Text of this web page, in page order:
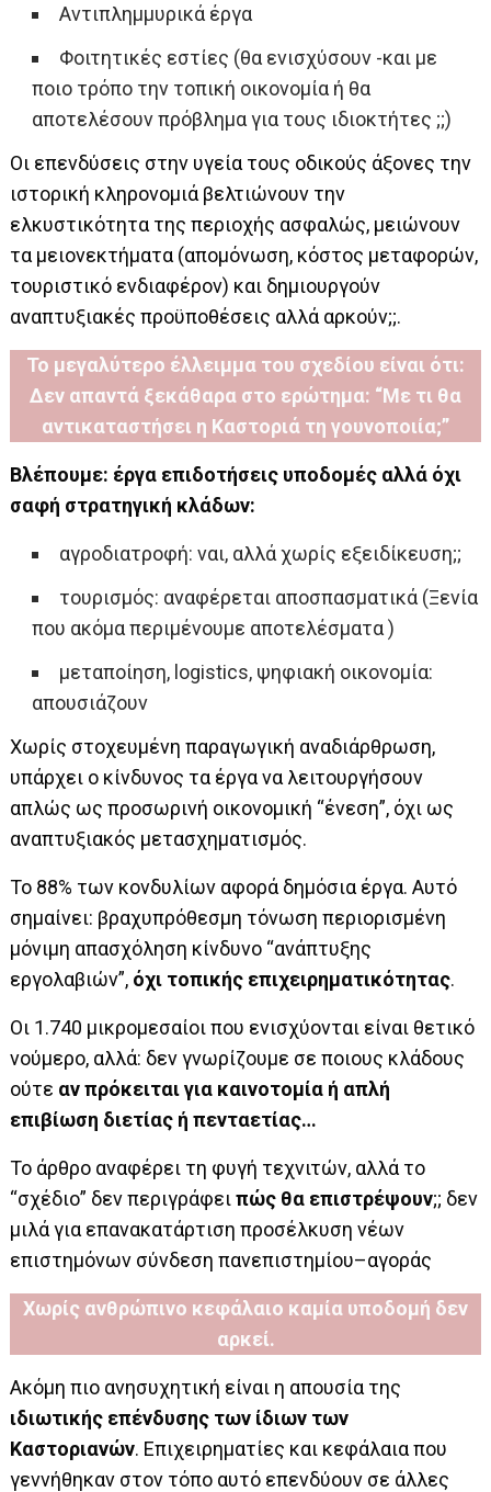
Αντιπλημμυρικά έργα
Φοιτητικές εστίες (θα ενισχύσουν -και με
ποιο τρόπο την τοπική οικονομία ή θα
αποτελέσουν πρόβλημα για τους ιδιοκτήτες ;;)
Οι επενδύσεις στην υγεία τους οδικούς άξονες την
ιστορική κληρονομιά βελτιώνουν την
ελκυστικότητα της περιοχής ασφαλώς, μειώνουν
τα μειονεκτήματα (απομόνωση, κόστος μεταφορών,
τουριστικό ενδιαφέρον) και δημιουργούν
αναπτυξιακές προϋποθέσεις αλλά αρκούν;;.
Το μεγαλύτερο έλλειμμα του σχεδίου είναι ότι:
Δεν απαντά ξεκάθαρα στο ερώτημα: “Με τι θα
αντικαταστήσει η Καστοριά τη γουνοποιία;”
Βλέπουμε: έργα επιδοτήσεις υποδομές αλλά όχι
σαφή στρατηγική κλάδων:
αγροδιατροφή: ναι, αλλά χωρίς εξειδίκευση;;
τουρισμός: αναφέρεται αποσπασματικά (Ξενία
που ακόμα περιμένουμε αποτελέσματα )
μεταποίηση, logistics, ψηφιακή οικονομία:
απουσιάζουν
Χωρίς στοχευμένη παραγωγική αναδιάρθρωση,
υπάρχει ο κίνδυνος τα έργα να λειτουργήσουν
απλώς ως προσωρινή οικονομική “ένεση”, όχι ως
αναπτυξιακός μετασχηματισμός.
Το 88% των κονδυλίων αφορά δημόσια έργα. Αυτό
σημαίνει: βραχυπρόθεσμη τόνωση περιορισμένη
μόνιμη απασχόληση κίνδυνο “ανάπτυξης
εργολαβιών”, όχι τοπικής επιχειρηματικότητας.
Οι 1.740 μικρομεσαίοι που ενισχύονται είναι θετικό
νούμερο, αλλά: δεν γνωρίζουμε σε ποιους κλάδους
ούτε αν πρόκειται για καινοτομία ή απλή
επιβίωση διετίας ή πενταετίας…
Το άρθρο αναφέρει τη φυγή τεχνιτών, αλλά το
“σχέδιο” δεν περιγράφειπώς θα επιστρέψουν;; δεν
μιλά για επανακατάρτιση προσέλκυση νέων
επιστημόνων σύνδεση πανεπιστημίου–αγοράς
Χωρίς ανθρώπινο κεφάλαιο καμία υποδομή δεν
αρκεί.
Ακόμη πιο ανησυχητική είναι η απουσία της
ιδιωτικής επένδυσης των ίδιων των
Καστοριανών. Επιχειρηματίες και κεφάλαια που
γεννήθηκαν στον τόπο αυτό επενδύουν σε άλλες